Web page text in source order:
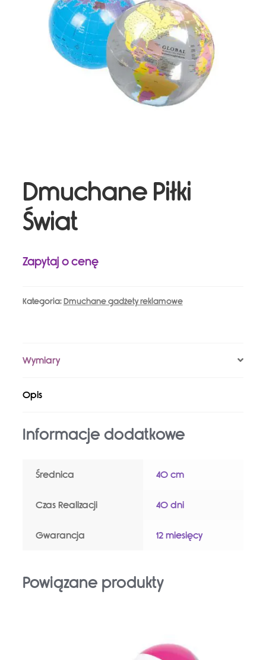
Dmuchane Piłki
Świat
Zapytaj o cenę
Kategoria:Dmuchane gadżety reklamowe
Wymiary
Opis
Informacje dodatkowe
Średnica 40 cm
Czas Realizacji 40 dni
Gwarancja 12 miesięcy
Powiązane produkty